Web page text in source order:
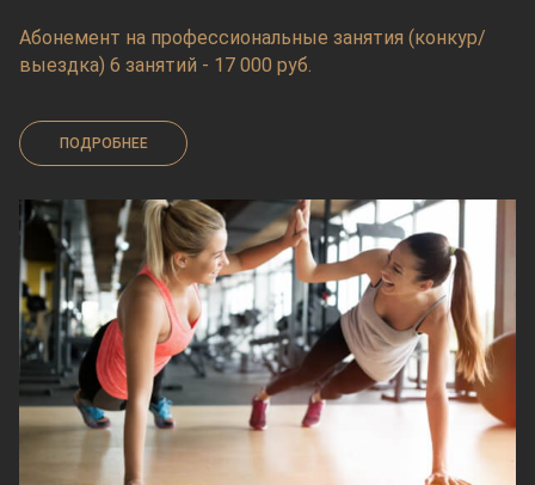
Абонемент на профессиональные занятия (конкур/
выездка) 6 занятий - 17 000 руб.
ПОДРОБНЕЕ